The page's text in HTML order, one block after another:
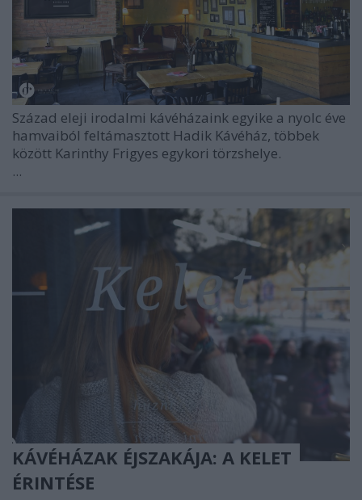
Század eleji irodalmi kávéházaink egyike a nyolc éve
hamvaiból feltámasztott Hadik Kávéház, többek
között Karinthy Frigyes egykori törzshelye.
...
KÁVÉHÁZAK ÉJSZAKÁJA: A KELET
ÉRINTÉSE